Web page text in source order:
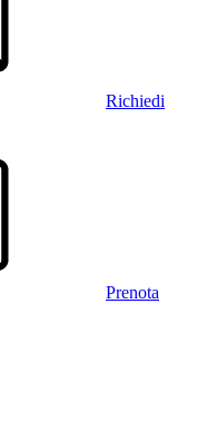
Richiedi
Prenota